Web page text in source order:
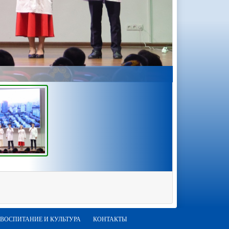
ВОСПИТАНИЕ И КУЛЬТУРА КОНТАКТЫ